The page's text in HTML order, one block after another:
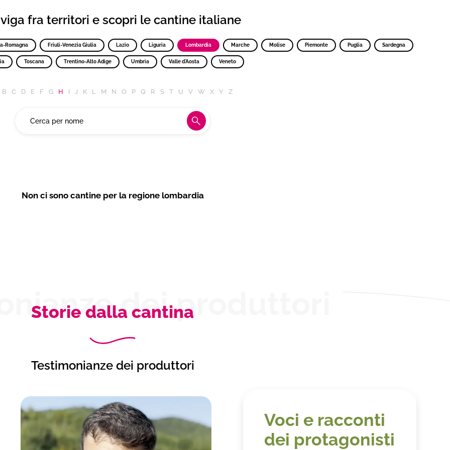
fra territori e scopri le cantine italiane
Romagna Friuli-Venezia Giulia Lazio Liguria Lombardia Marche Molise Piemonte Puglia Sardegna
Toscana Trentino-Alto Adige Umbria Valle d'Aosta Veneto
B C D E F G H I J K L M N O P Q R S T U V W X Y Z
Non ci sono cantine per la regione lombardia
dei produttori
Storie dalla cantina
Testimonianze dei produttori
Voci e racconti
dei protagonisti